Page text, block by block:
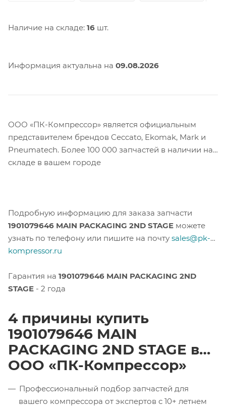
Наличие на складе: 16 шт.
Информация актуальна на 09.08.2026
ООО «ПК-Компрессор» является официальным
представителем брендов Ceccato, Ekomak, Mark и
Pneumatech. Более 100 000 запчастей в наличии на
складе в вашем городе
Подробную информацию для заказа запчасти
1901079646 MAIN PACKAGING 2ND STAGE можете
узнать по телефону или пишите на почту sales@pk-
kompressor.ru
Гарантия на 1901079646 MAIN PACKAGING 2ND
STAGE - 2 года
4 причины купить
1901079646 MAIN
PACKAGING 2ND STAGE в
ООО «ПК-Компрессор»
Профессиональный подбор запчастей для
вашего компрессора от экспертов с 10+ летнем